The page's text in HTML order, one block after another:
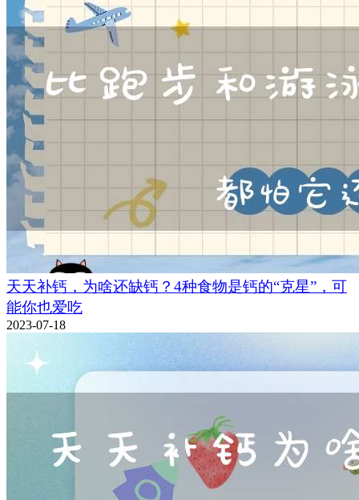
天天补钙，为啥还缺钙？4种食物是钙的“克星”，可
能你也爱吃
2023-07-18